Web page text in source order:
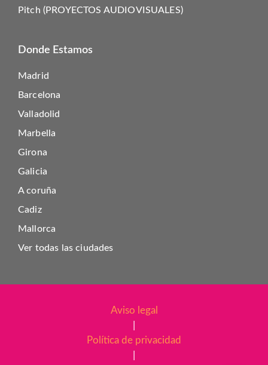
Pitch (PROYECTOS AUDIOVISUALES)
Donde Estamos
Madrid
Barcelona
Valladolid
Marbella
Girona
Galicia
A coruña
Cadiz
Mallorca
Ver todas las ciudades
Aviso legal
Política de privacidad